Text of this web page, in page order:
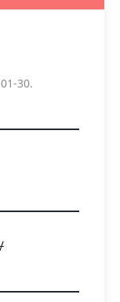
30.